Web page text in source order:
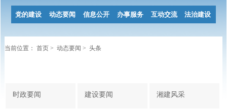
党的建设 动态要闻 信息公开 办事服务 互动交流 法治建设
当前位置： 首页> 动态要闻 > 头条
时政要闻 建设要闻 湘建风采